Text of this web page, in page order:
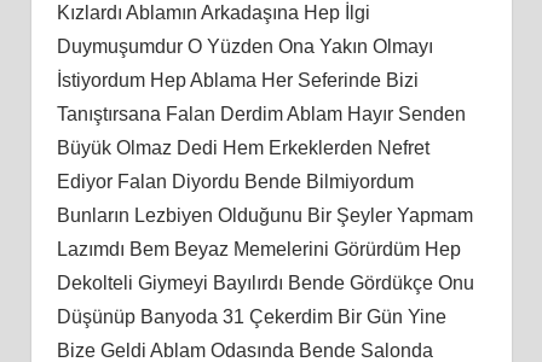
Kızlardı Ablamın Arkadaşına Hep İlgi
Duymuşumdur O Yüzden Ona Yakın Olmayı
İstiyordum Hep Ablama Her Seferinde Bizi
Tanıştırsana Falan Derdim Ablam Hayır Senden
Büyük Olmaz Dedi Hem Erkeklerden Nefret
Ediyor Falan Diyordu Bende Bilmiyordum
Bunların Lezbiyen Olduğunu Bir Şeyler Yapmam
Lazımdı Bem Beyaz Memelerini Görürdüm Hep
Dekolteli Giymeyi Bayılırdı Bende Gördükçe Onu
Düşünüp Banyoda 31 Çekerdim Bir Gün Yine
Bize Geldi Ablam Odasında Bende Salonda